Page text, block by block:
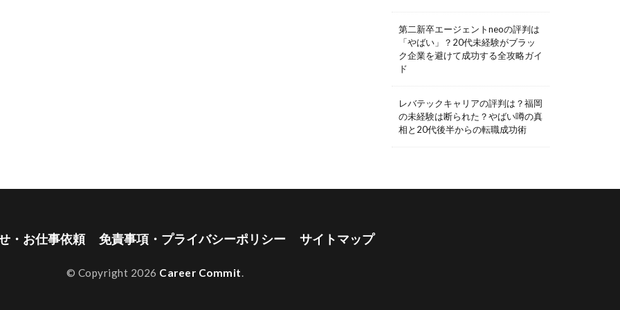
第二新卒エージェントneoの評判は
「やばい」？20代未経験がブラッ
ク企業を避けて成功する全攻略ガイ
ド
レバテックキャリアの評判は？福岡
の未経験は断られた？やばい噂の真
相と20代後半からの転職成功術
・お仕事依頼 免責事項・プライバシーポリシー サイトマップ
© Copyright 2026 Career Commit.